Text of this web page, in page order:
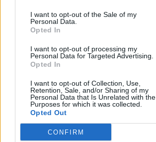
I want to opt-out of the Sale of my
Personal Data.
Opted In
I want to opt-out of processing my
Personal Data for Targeted Advertising.
Opted In
I want to opt-out of Collection, Use,
Retention, Sale, and/or Sharing of my
Personal Data that Is Unrelated with the
Purposes for which it was collected.
Opted Out
CONFIRM
CASABLANCA (1942)